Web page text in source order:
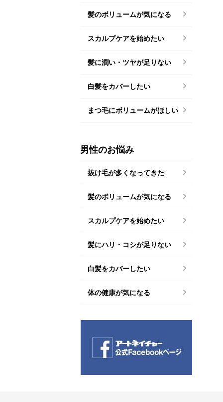
髪のボリュームが気になる
スカルプケアを始めたい
髪に潤い・ツヤが足りない
白髪をカバーしたい
まつ毛にボリュームがほしい
男性のお悩み
抜け毛が多くなってきた
髪のボリュームが気になる
スカルプケアを始めたい
髪にハリ・コシが足りない
白髪をカバーしたい
体の健康が気になる